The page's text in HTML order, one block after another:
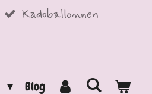
Kadoballonnen
Blog